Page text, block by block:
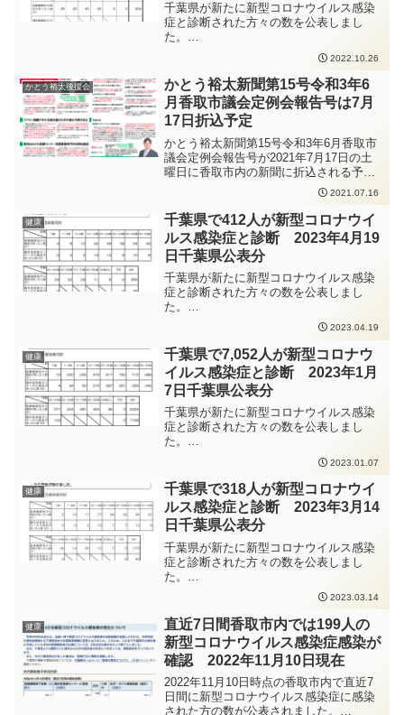
千葉県が新たに新型コロナウイルス感染
症と診断された方々の数を公表しまし
た。
https://www.pref.chiba.lg.jp/shippei/press/
2022/ncov20221026-1.html発生届出の対
象となる方は、以下の要件にあてはまる
方、となります。65歳以上の方入院を要
する方重症化リスクがあり、かつ、新型
コロナ治療薬の投与が必要な方又は重症
化リスクがあり、かつ、新型コロナ罹患
により新たに酸素投与が必要な方妊娠さ
れている方新型コロナウイルス感染症の
感染拡大防止のため、手洗いの徹底、人
と人との距離をできるだけ2m以上（最低
1m以上）取ること、会話をするときはマ
スクを着用すること、密集・密接・密閉
を避けることなどの感染症対策をしっか
りと行っていただくよう、お願いいたし
2022.10.26
かとう裕太後援会
かとう裕太新聞第15号令和3年6
月香取市議会定例会報告号は7月
17日折込予定
かとう裕太新聞第15号令和3年6月香取市
議会定例会報告号が2021年7月17日の土
曜日に香取市内の新聞に折込される予定
です。お手にとってご覧いただけました
2021.07.16
健康
千葉県で412人が新型コロナウイ
ルス感染症と診断 2023年4月19
日千葉県公表分
千葉県が新たに新型コロナウイルス感染
症と診断された方々の数を公表しまし
た。
https://www.pref.chiba.lg.jp/shippei/press/
2023/ncov20230419-1.html発生届出の対
象となる方は、以下の要件にあてはまる
方、となります。65歳以上の方入院を要
する方重症化リスクがあり、かつ、新型
コロナ治療薬の投与が必要な方又は重症
化リスクがあり、かつ、新型コロナ罹患
により新たに酸素投与が必要な方妊娠さ
れている方新型コロナウイルス感染症の
感染拡大防止のため手洗いの徹底、具合
の悪い時は外出を控えること、人と人と
の距離を取ること、必要な場面・有効な
場面でのマスク着用、密集・密接・密閉
を避けることなどの感染症対策をしっか
りと行っていただくよう、お願いいたし
2023.04.19
健康
千葉県で7,052人が新型コロナウ
イルス感染症と診断 2023年1月
7日千葉県公表分
千葉県が新たに新型コロナウイルス感染
症と診断された方々の数を公表しまし
た。
https://www.pref.chiba.lg.jp/shippei/press/
2022/ncov20230107-1.html発生届出の対
象となる方は、以下の要件にあてはまる
方、となります。65歳以上の方入院を要
する方重症化リスクがあり、かつ、新型
コロナ治療薬の投与が必要な方又は重症
化リスクがあり、かつ、新型コロナ罹患
により新たに酸素投与が必要な方妊娠さ
れている方新型コロナウイルス感染症の
感染拡大防止のため、手洗いの徹底、人
と人との距離をできるだけ2m以上（最低
1m以上）取ること、会話をするときはマ
スクを着用すること、密集・密接・密閉
を避けることなどの感染症対策をしっか
りと行っていただくよう、お願いいたし
ます。
2023.01.07
健康
千葉県で318人が新型コロナウイ
ルス感染症と診断 2023年3月14
日千葉県公表分
千葉県が新たに新型コロナウイルス感染
症と診断された方々の数を公表しまし
た。
https://www.pref.chiba.lg.jp/shippei/press/
2022/ncov20230314-1.html 発生届出の対
象となる方は、以下の要件にあてはまる
方、となります。65歳以上の方入院を要
する方重症化リスクがあり、かつ、新型
コロナ治療薬の投与が必要な方又は重症
化リスクがあり、かつ、新型コロナ罹患
により新たに酸素投与が必要な方妊娠さ
れている方 新型コロナウイルス感染症の
2023.03.14
健康
直近7日間香取市内では199人の
新型コロナウイルス感染症感染が
確認 2022年11月10日現在
2022年11月10日時点の香取市内で直近7
日間に新型コロナウイルス感染症に感染
された方の数が公表されました。